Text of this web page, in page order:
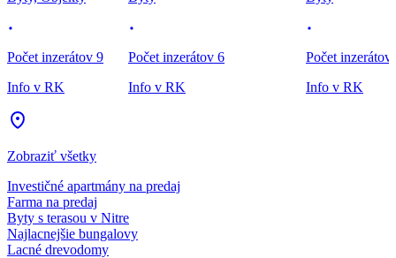
Počet inzerátov 9
Info v RK
Počet inzerátov 6
Info v RK
Počet inzerátov
Info v RK
Zobraziť všetky
Investičné apartmány na predaj
Farma na predaj
Byty s terasou v Nitre
Najlacnejšie bungalovy
Lacné drevodomy